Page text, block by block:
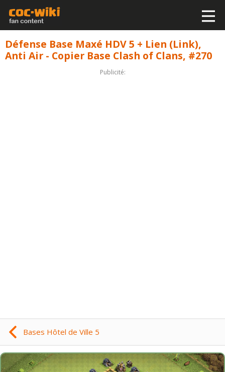
Défense Base Maxé HDV 5 + Lien (Link),
Anti Air - Copier Base Clash of Clans, #270
Publicité:
Bases Hôtel de Ville 5